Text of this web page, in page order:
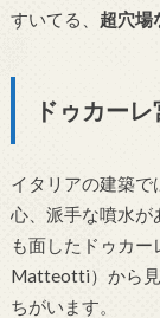
すいてる、 超穴場
ドゥカー
イタリアの建築で
心、派手な噴水が
も面したドゥカ
Matteotti）から
ちがいます。